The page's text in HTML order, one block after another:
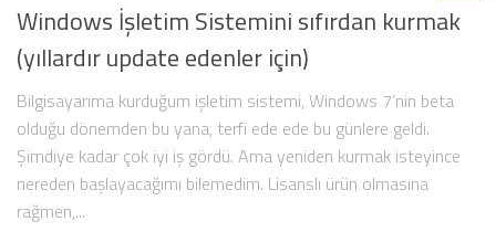
Windows İşletim Sistemini sıfırdan kurmak
(yıllardır update edenler için)
Bilgisayarıma kurduğum işletim sistemi, Windows 7’nin beta
olduğu dönemden bu yana, terfi ede ede bu günlere geldi.
Şimdiye kadar çok iyi iş gördü. Ama yeniden kurmak isteyince
nereden başlayacağımı bilemedim. Lisanslı ürün olmasına
rağmen,...